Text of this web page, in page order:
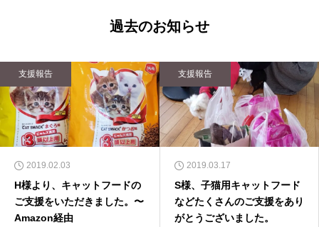
過去のお知らせ
支援報告
2019.02.03
H様より、キャットフードの
ご支援をいただきました。〜
Amazon経由
支援報告
2019.03.17
S様、子猫用キャットフード
などたくさんのご支援をあり
がとうございました。